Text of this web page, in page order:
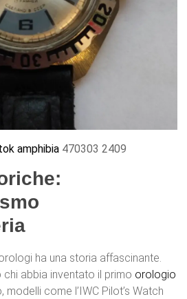
amphibia 470303 2409
ha una storia affascinante.
abbia inventato il primo orologio
modelli come l’IWC Pilot’s Watch